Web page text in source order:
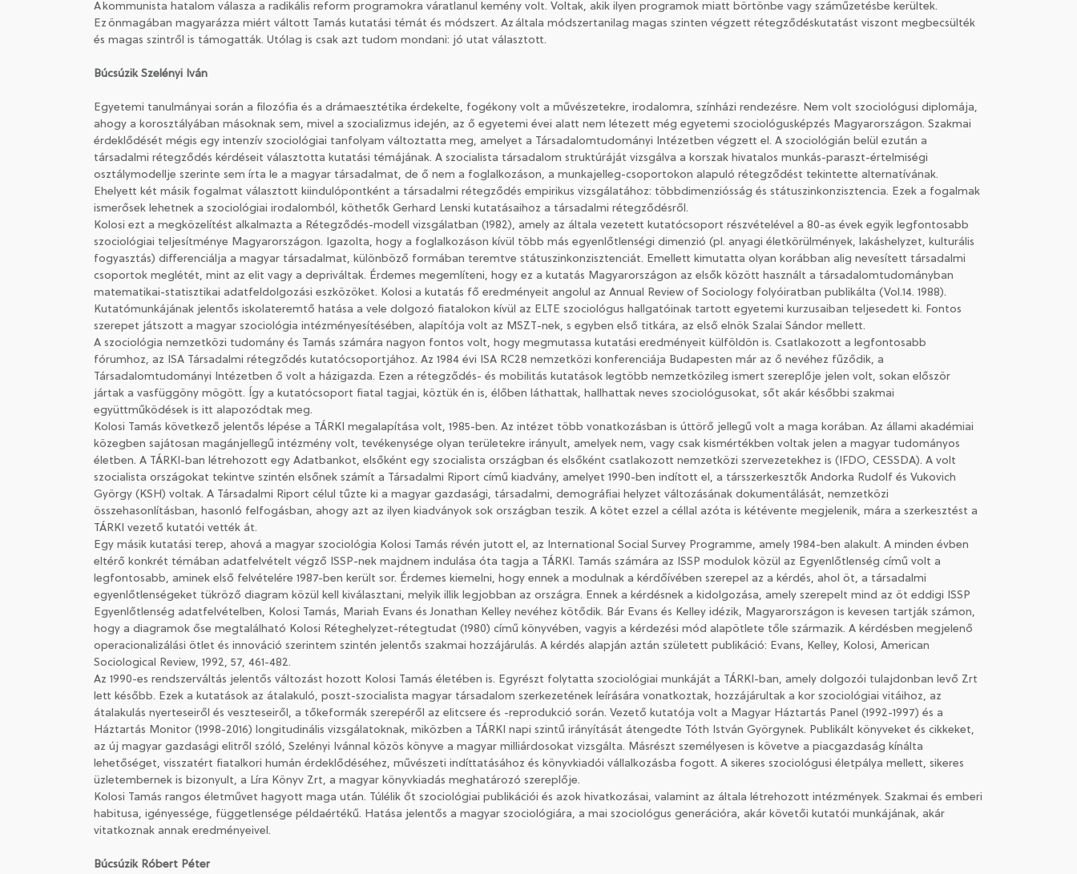
A kommunista hatalom válasza a radikális reform programokra váratlanul kemény volt. Voltak, akik ilyen programok miatt börtönbe vagy száműzetésbe kerültek.
Ez önmagában magyarázza miért váltott Tamás kutatási témát és módszert. Az általa módszertanilag magas szinten végzett rétegződéskutatást viszont megbecsülték
és magas szintről is támogatták. Utólag is csak azt tudom mondani: jó utat választott.
Búcsúzik Szelényi Iván
Egyetemi tanulmányai során a filozófia és a drámaesztétika érdekelte, fogékony volt a művészetekre, irodalomra, színházi rendezésre. Nem volt szociológusi diplomája,
ahogy a korosztályában másoknak sem, mivel a szocializmus idején, az ő egyetemi évei alatt nem létezett még egyetemi szociológusképzés Magyarországon. Szakmai
érdeklődését mégis egy intenzív szociológiai tanfolyam változtatta meg, amelyet a Társadalomtudományi Intézetben végzett el. A szociológián belül ezután a
társadalmi rétegződés kérdéseit választotta kutatási témájának. A szocialista társadalom struktúráját vizsgálva a korszak hivatalos munkás-paraszt-értelmiségi
osztálymodellje szerinte sem írta le a magyar társadalmat, de ő nem a foglalkozáson, a munkajelleg-csoportokon alapuló rétegződést tekintette alternatívának.
Ehelyett két másik fogalmat választott kiindulópontként a társadalmi rétegződés empirikus vizsgálatához: többdimenziósság és státuszinkonzisztencia. Ezek a fogalmak
ismerősek lehetnek a szociológiai irodalomból, köthetők Gerhard Lenski kutatásaihoz a társadalmi rétegződésről.
Kolosi ezt a megközelítést alkalmazta a Rétegződés-modell vizsgálatban (1982), amely az általa vezetett kutatócsoport részvételével a 80-as évek egyik legfontosabb
szociológiai teljesítménye Magyarországon. Igazolta, hogy a foglalkozáson kívül több más egyenlőtlenségi dimenzió (pl. anyagi életkörülmények, lakáshelyzet, kulturális
fogyasztás) differenciálja a magyar társadalmat, különböző formában teremtve státuszinkonzisztenciát. Emellett kimutatta olyan korábban alig nevesített társadalmi
csoportok meglétét, mint az elit vagy a depriváltak. Érdemes megemlíteni, hogy ez a kutatás Magyarországon az elsők között használt a társadalomtudományban
matematikai-statisztikai adatfeldolgozási eszközöket. Kolosi a kutatás fő eredményeit angolul az Annual Review of Sociology folyóiratban publikálta (Vol.14. 1988).
Kutatómunkájának jelentős iskolateremtő hatása a vele dolgozó fiatalokon kívül az ELTE szociológus hallgatóinak tartott egyetemi kurzusaiban teljesedett ki. Fontos
szerepet játszott a magyar szociológia intézményesítésében, alapítója volt az MSZT-nek, s egyben első titkára, az első elnök Szalai Sándor mellett.
A szociológia nemzetközi tudomány és Tamás számára nagyon fontos volt, hogy megmutassa kutatási eredményeit külföldön is. Csatlakozott a legfontosabb
fórumhoz, az ISA Társadalmi rétegződés kutatócsoportjához. Az 1984 évi ISA RC28 nemzetközi konferenciája Budapesten már az ő nevéhez fűződik, a
Társadalomtudományi Intézetben ő volt a házigazda. Ezen a rétegződés- és mobilitás kutatások legtöbb nemzetközileg ismert szereplője jelen volt, sokan először
jártak a vasfüggöny mögött. Így a kutatócsoport fiatal tagjai, köztük én is, élőben láthattak, hallhattak neves szociológusokat, sőt akár későbbi szakmai
együttműködések is itt alapozódtak meg.
Kolosi Tamás következő jelentős lépése a TÁRKI megalapítása volt, 1985-ben. Az intézet több vonatkozásban is úttörő jellegű volt a maga korában. Az állami akadémiai
közegben sajátosan magánjellegű intézmény volt, tevékenysége olyan területekre irányult, amelyek nem, vagy csak kismértékben voltak jelen a magyar tudományos
életben. A TÁRKI-ban létrehozott egy Adatbankot, elsőként egy szocialista országban és elsőként csatlakozott nemzetközi szervezetekhez is (IFDO, CESSDA). A volt
szocialista országokat tekintve szintén elsőnek számít a Társadalmi Riport című kiadvány, amelyet 1990-ben indított el, a társszerkesztők Andorka Rudolf és Vukovich
György (KSH) voltak. A Társadalmi Riport célul tűzte ki a magyar gazdasági, társadalmi, demográfiai helyzet változásának dokumentálását, nemzetközi
összehasonlításban, hasonló felfogásban, ahogy azt az ilyen kiadványok sok országban teszik. A kötet ezzel a céllal azóta is kétévente megjelenik, mára a szerkesztést a
TÁRKI vezető kutatói vették át.
Egy másik kutatási terep, ahová a magyar szociológia Kolosi Tamás révén jutott el, az International Social Survey Programme, amely 1984-ben alakult. A minden évben
eltérő konkrét témában adatfelvételt végző ISSP-nek majdnem indulása óta tagja a TÁRKI. Tamás számára az ISSP modulok közül az Egyenlőtlenség című volt a
legfontosabb, aminek első felvételére 1987-ben került sor. Érdemes kiemelni, hogy ennek a modulnak a kérdőívében szerepel az a kérdés, ahol öt, a társadalmi
egyenlőtlenségeket tükröző diagram közül kell kiválasztani, melyik illik legjobban az országra. Ennek a kérdésnek a kidolgozása, amely szerepelt mind az öt eddigi ISSP
Egyenlőtlenség adatfelvételben, Kolosi Tamás, Mariah Evans és Jonathan Kelley nevéhez kötődik. Bár Evans és Kelley idézik, Magyarországon is kevesen tartják számon,
hogy a diagramok őse megtalálható Kolosi Réteghelyzet-rétegtudat (1980) című könyvében, vagyis a kérdezési mód alapötlete tőle származik. A kérdésben megjelenő
operacionalizálási ötlet és innováció szerintem szintén jelentős szakmai hozzájárulás. A kérdés alapján aztán született publikáció: Evans, Kelley, Kolosi, American
Sociological Review, 1992, 57, 461-482.
Az 1990-es rendszerváltás jelentős változást hozott Kolosi Tamás életében is. Egyrészt folytatta szociológiai munkáját a TÁRKI-ban, amely dolgozói tulajdonban levő Zrt
lett később. Ezek a kutatások az átalakuló, poszt-szocialista magyar társadalom szerkezetének leírására vonatkoztak, hozzájárultak a kor szociológiai vitáihoz, az
átalakulás nyerteseiről és veszteseiről, a tőkeformák szerepéről az elitcsere és -reprodukció során. Vezető kutatója volt a Magyar Háztartás Panel (1992-1997) és a
Háztartás Monitor (1998-2016) longitudinális vizsgálatoknak, miközben a TÁRKI napi szintű irányítását átengedte Tóth István Györgynek. Publikált könyveket és cikkeket,
az új magyar gazdasági elitről szóló, Szelényi Ivánnal közös könyve a magyar milliárdosokat vizsgálta. Másrészt személyesen is követve a piacgazdaság kínálta
lehetőséget, visszatért fiatalkori humán érdeklődéséhez, művészeti indíttatásához és könyvkiadói vállalkozásba fogott. A sikeres szociológusi életpálya mellett, sikeres
üzletembernek is bizonyult, a Líra Könyv Zrt, a magyar könyvkiadás meghatározó szereplője.
Kolosi Tamás rangos életművet hagyott maga után. Túlélik őt szociológiai publikációi és azok hivatkozásai, valamint az általa létrehozott intézmények. Szakmai és emberi
habitusa, igényessége, függetlensége példaértékű. Hatása jelentős a magyar szociológiára, a mai szociológus generációra, akár követői kutatói munkájának, akár
vitatkoznak annak eredményeivel.
Búcsúzik Róbert Péter